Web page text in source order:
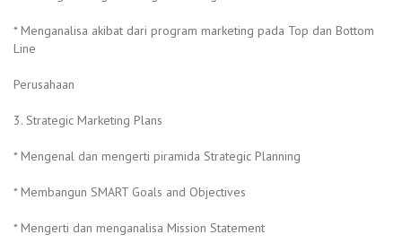
* Menganalisa akibat dari program marketing pada Top dan Bottom
Line
Perusahaan
3. Strategic Marketing Plans
* Mengenal dan mengerti piramida Strategic Planning
* Membangun SMART Goals and Objectives
* Mengerti dan menganalisa Mission Statement